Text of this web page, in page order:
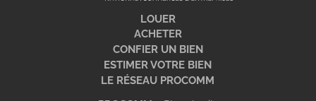
LOUER
ACHETER
CONFIER UN BIEN
ESTIMER VOTRE BIEN
LE RÉSEAU PROCOMM